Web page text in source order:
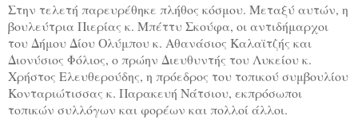
Στην τελετή παρευρέθηκε πλήθος κόσμου. Μεταξύ αυτών, η
βουλεύτρια Πιερίας κ. Μπέττυ Σκούφα, οι αντιδήμαρχοι
του Δήμου Δίου Ολύμπου κ. Αθανάσιος Καλαϊτζής και
Διονύσιος Φόλιος, ο πρώην Διευθυντής του Λυκείου κ.
Χρήστος Ελευθερούδης, η πρόεδρος του τοπικού συμβουλίου
Κονταριώτισσας κ. Παρακευή Νάτσιου, εκπρόσωποι
τοπικών συλλόγων και φορέων και πολλοί άλλοι.